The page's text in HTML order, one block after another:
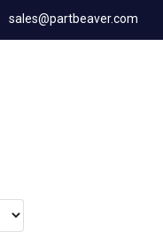
sales@partbeaver.com